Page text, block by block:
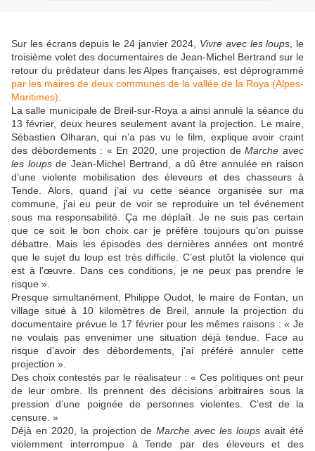
Sur les écrans depuis le 24 janvier 2024, Vivre avec les loups
le
troisième volet des documentaires de Jean-Michel Bertrand sur le
retour du prédateur dans les Alpes françaises, est déprogrammé
par les maires de deux communes de la vallée de la Roya (Alpes-
Maritimes)
La salle municipale de Breil-sur-Roya a ainsi annulé la séance du
13 février, deux heures seulement avant la projection. Le maire,
Sébastien Olharan, qui n’a pas vu le film, explique avoir craint
des débordements : « En 2020, une projection deMarche avec
les loupsde Jean-Michel Bertrand, a dû être annulée en raison
d’une violente mobilisation des éleveurs et des chasseurs à
Tende. Alors, quand j’ai vu cette séance organisée sur ma
commune, j’ai eu peur de voir se reproduire un tel événement
sous ma responsabilité. Ça me déplaît. Je ne suis pas certain
que ce soit le bon choix car je préfère toujours qu’on puisse
débattre. Mais les épisodes des dernières années ont montré
que le sujet du loup est très difficile. C’est plutôt la violence qui
est à l’œuvre. Dans ces conditions, je ne peux pas prendre le
risque ».
Presque simultanément, Philippe Oudot, le maire de Fontan, un
village situé à 10 kilomètres de Breil, annule la projection du
documentaire prévue le 17 février pour les mêmes raisons : « Je
ne voulais pas envenimer une situation déjà tendue. Face au
risque d’avoir des débordements, j’ai préféré annuler cette
projection ».
Des choix contestés par le réalisateur : « Ces politiques ont peur
de leur ombre. Ils prennent des décisions arbitraires sous la
pression d’une poignée de personnes violentes. C’est de la
censure. »
Déjà en 2020, la projection de Marche avec les loups avait été
violemment interrompue à Tende par des éleveurs et des